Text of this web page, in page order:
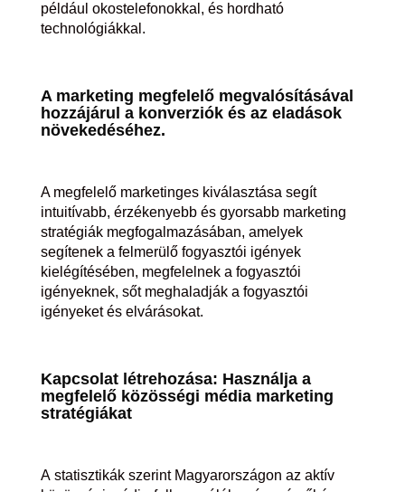
például okostelefonokkal, és hordható
technológiákkal.
A marketing megfelelő megvalósításával
hozzájárul a konverziók és az eladások
növekedéséhez.
A megfelelő marketinges kiválasztása segít
intuitívabb, érzékenyebb és gyorsabb marketing
stratégiák megfogalmazásában, amelyek
segítenek a felmerülő fogyasztói igények
kielégítésében, megfelelnek a fogyasztói
igényeknek, sőt meghaladják a fogyasztói
igényeket és elvárásokat.
Kapcsolat létrehozása: Használja a
megfelelő közösségi média marketing
stratégiákat
A statisztikák szerint Magyarországon az aktív